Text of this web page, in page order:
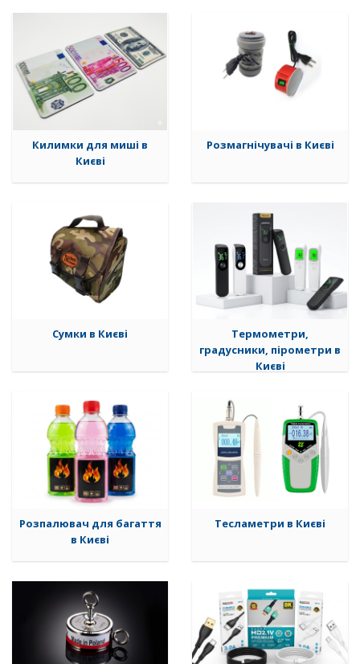
Килимки для миші в
Києві
Розмагнічувачі в Києві
Сумки в Києві
Термометри,
градусники, пірометри в
Києві
Розпалювач для багаття
в Києві
Тесламетри в Києві